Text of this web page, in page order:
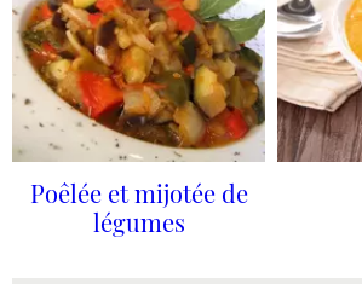
Poêlée et mijotée de
légumes